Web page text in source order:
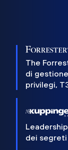
The
di
privilegi,
dei segreti